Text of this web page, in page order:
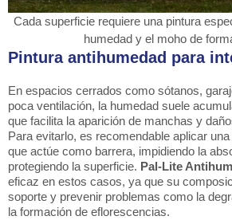
Cada superficie requiere una pintura
humedad y el moho de
Pintura antihumedad para
En espacios cerrados como sótanos,
poca ventilación, la humedad suele
que facilita la aparición de manchas y
Para evitarlo, es recomendable aplicar
que actúe como barrera, impidiendo la
protegiendo la superficie. Pal-Lite
eficaz en estos casos, ya que su
soporte y prevenir problemas como la
la formación de eflorescencias.